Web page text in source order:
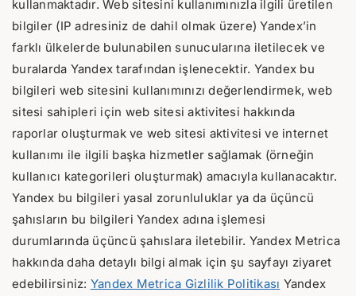
kullanmaktadır. Web sitesini kullanımınızla ilgili üretilen
bilgiler (IP adresiniz de dahil olmak üzere) Yandex’in
farklı ülkelerde bulunabilen sunucularına iletilecek ve
buralarda Yandex tarafından işlenecektir. Yandex bu
bilgileri web sitesini kullanımınızı değerlendirmek, web
sitesi sahipleri için web sitesi aktivitesi hakkında
raporlar oluşturmak ve web sitesi aktivitesi ve internet
kullanımı ile ilgili başka hizmetler sağlamak (örneğin
kullanıcı kategorileri oluşturmak) amacıyla kullanacaktır.
Yandex bu bilgileri yasal zorunluluklar ya da üçüncü
şahısların bu bilgileri Yandex adına işlemesi
durumlarında üçüncü şahıslara iletebilir. Yandex Metrica
hakkında daha detaylı bilgi almak için şu sayfayı ziyaret
edebilirsiniz: Yandex Metrica Gizlilik Politikası Yandex